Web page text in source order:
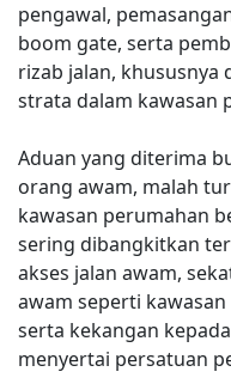
pengawal,
boom gate, serta
rizab jalan, khususnya
strata dalam kawasan
Aduan yang diterima
orang awam, malah
kawasan perumahan
sering dibangkitkan
akses jalan awam,
awam seperti
serta kekangan
menyertai persatuan